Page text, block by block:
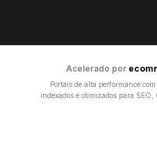
Acelerado por
Portais de alta performance
indexados e otimizados para SEO,